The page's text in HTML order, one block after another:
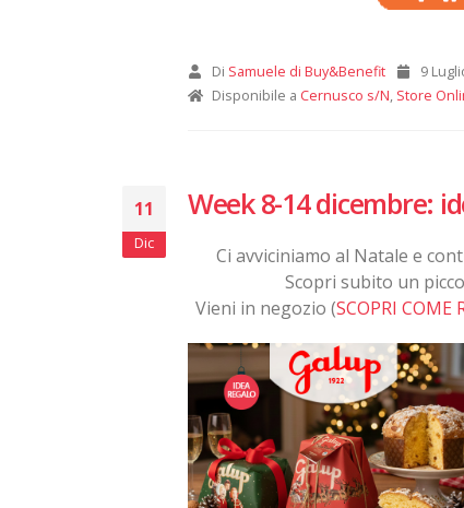
Di Samuele di Buy&Benefit 9
Disponibile a Cernusco s/N, Store
11
Dic
Week 8-14 dicembre:
Ci avviciniamo al Natale e
Scopri subito un
Vieni in negozio (SCOPRI COME